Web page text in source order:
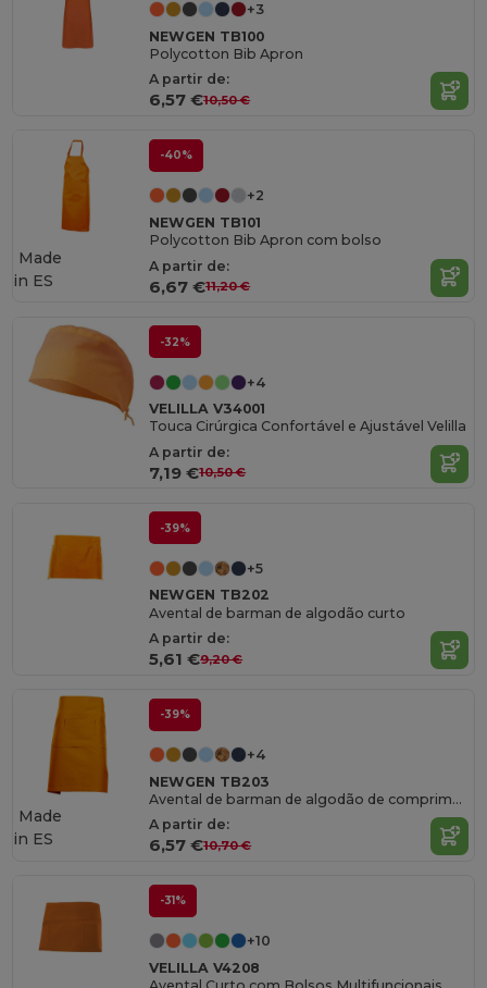
+3
NEWGEN TB100
Polycotton Bib Apron
A partir de:
6,57 €10,50 €
-40%
+2
NEWGEN TB101
Polycotton Bib Apron com bolso
A partir de:
6,67 €11,20 €
Made
in ES
-32%
+4
VELILLA V34001
Touca Cirúrgica Confortável e Ajustável Velilla
A partir de:
7,19 €10,50 €
-39%
+5
NEWGEN TB202
Avental de barman de algodão curto
A partir de:
5,61 €9,20 €
-39%
+4
NEWGEN TB203
Avental de barman de algodão de comprimento médio
A partir de:
6,57 €10,70 €
Made
in ES
-31%
+10
VELILLA V4208